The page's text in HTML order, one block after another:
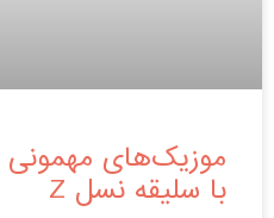
موزیک‌های مهمونی
با سلیقه نسل Z